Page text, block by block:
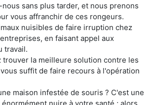
sans plus tarder, et nous prenons
vous affranchir de ces rongeurs.
nuisibles de faire irruption chez
en faisant appel aux
travail.
trouver la meilleure solution contre les
suffit de faire recours à l'opération
maison infestée de souris ? C'est une
nuire à votre santé ; alors